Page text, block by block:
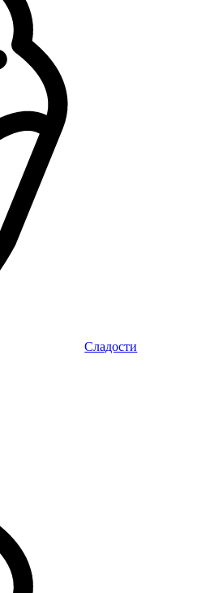
Сладости